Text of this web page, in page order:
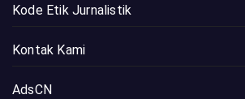
Kode Etik Jurnalistik
Kontak Kami
AdsCN